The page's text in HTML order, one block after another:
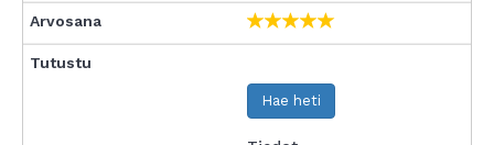
Hae heti